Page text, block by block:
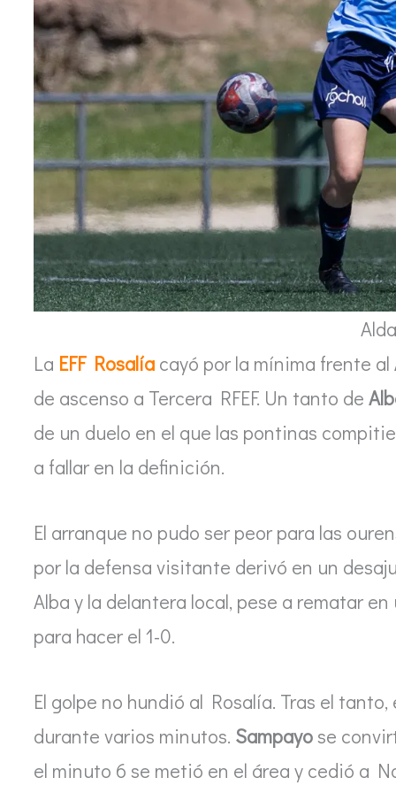
La EFF Rosalía cayó por la mínima frente al
de ascenso a Tercera RFEF. Un tanto de
de un duelo en el que las pontinas
a fallar en la definición.
El arranque no pudo ser peor para las
por la defensa visitante derivó en un
Alba y la delantera local, pese a rematar
para hacer el 1-0.
El golpe no hundió al Rosalía. Tras el
durante varios minutos. Sampayose
el minuto 6 se metió en el área y cedió a